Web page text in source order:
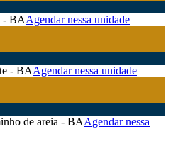
- BAAgendar nessa unidade
- BAAgendar nessa unidade
de areia - BAAgendar nessa